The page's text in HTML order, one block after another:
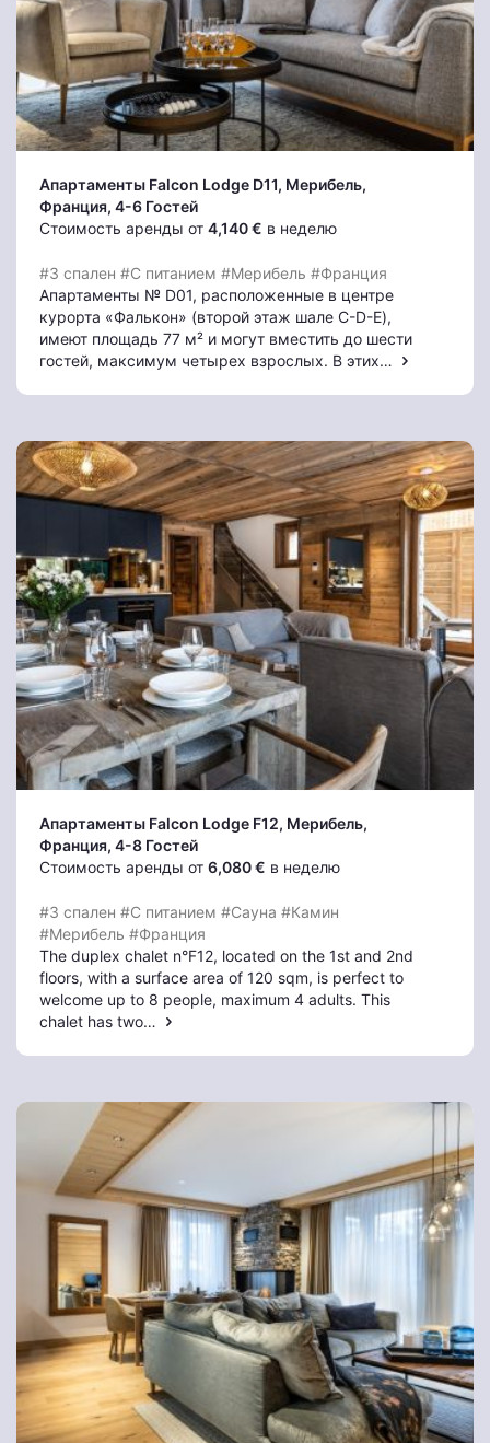
Апартаменты Falcon Lodge D11, Мерибель,
Франция, 4-6 Гостей
Стоимость аренды от 4,140 € в неделю
#3 спален #С питанием #Мерибель #Франция
Апартаменты № D01, расположенные в центре
курорта «Фалькон» (второй этаж шале C-D-E),
имеют площадь 77 м² и могут вместить до шести
гостей, максимум четырех взрослых. В этих…
Апартаменты Falcon Lodge F12, Мерибель,
Франция, 4-8 Гостей
Стоимость аренды от 6,080 € в неделю
#3 спален #С питанием #Сауна #Камин
#Мерибель #Франция
The duplex chalet n°F12, located on the 1st and 2nd
floors, with a surface area of 120 sqm, is perfect to
welcome up to 8 people, maximum 4 adults. This
chalet has two…